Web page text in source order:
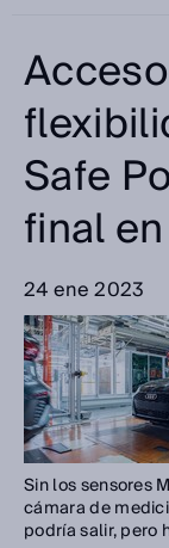
Safe
final
24 ene 2023
Sin los sensores
cámara de
podría salir, pero